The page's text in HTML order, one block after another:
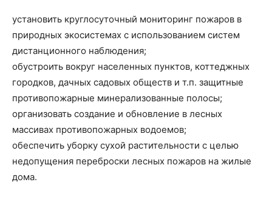
установить круглосуточный мониторинг пожаров в
природных экосистемах с использованием систем
дистанционного наблюдения;
обустроить вокруг населенных пунктов, коттеджных
городков, дачных садовых обществ и т.п. защитные
противопожарные минерализованные полосы;
организовать создание и обновление в лесных
массивах противопожарных водоемов;
обеспечить уборку сухой растительности с целью
недопущения переброски лесных пожаров на жилые
дома.